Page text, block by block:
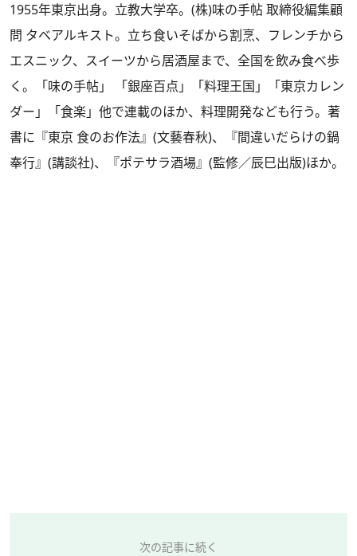
1955年東京出身。立教大学卒。(株)味の手帖 取締役編集顧
問 タベアルキスト。立ち食いそばから割烹、フレンチから
エスニック、スイーツから居酒屋まで、全国を飲み食べ歩
く。「味の手帖」 「銀座百点」「料理王国」「東京カレン
ダー」「食楽」他で連載のほか、料理開発なども行う。著
書に『東京 食のお作法』(文藝春秋)、『間違いだらけの鍋
奉行』(講談社)、『ポテサラ酒場』(監修／辰巳出版)ほか。
次の記事に続く